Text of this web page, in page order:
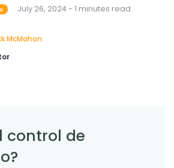
July 26, 2024 - 1 minutes read
McMahon
control de